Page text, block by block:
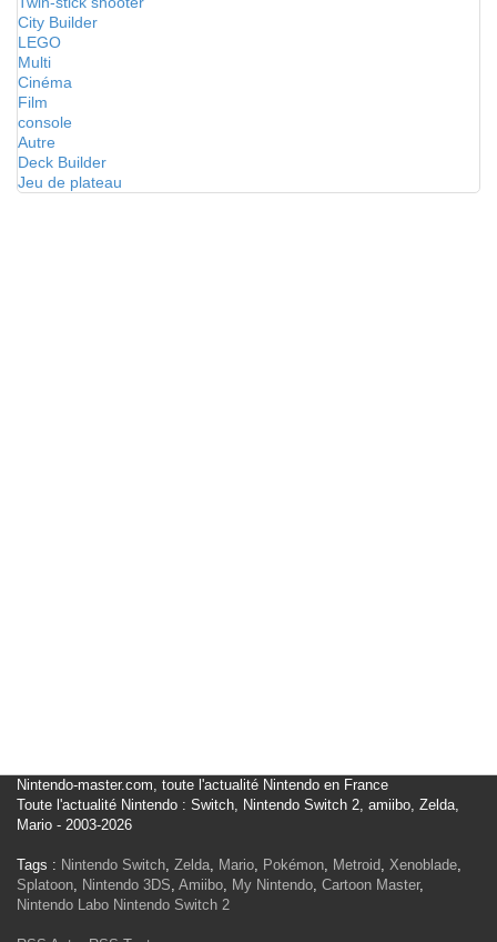
City Builder
LEGO
Multi
Cinéma
Film
console
Autre
Deck Builder
Jeu de plateau
Nintendo-master.com, toute l'actualité Nintendo en France
Toute l'actualité Nintendo : Switch, Nintendo Switch 2, amiibo, Zelda,
Mario - 2003-2026
Tags : Nintendo Switch, Zelda, Mario, Pokémon, Metroid, Xenoblade,
Splatoon, Nintendo 3DS, Amiibo, My Nintendo, Cartoon Master,
Nintendo Labo Nintendo Switch 2